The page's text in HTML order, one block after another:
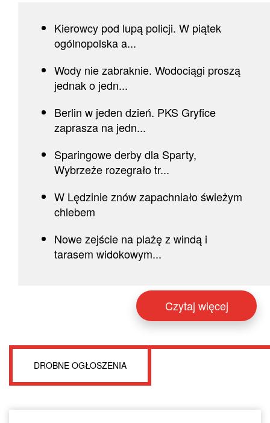
Kierowcy pod lupą policji. W piątek
ogólnopolska a...
Wody nie zabraknie. Wodociągi proszą
jednak o jedn...
Berlin w jeden dzień. PKS Gryfice
zaprasza na jedn...
Sparingowe derby dla Sparty,
Wybrzeże rozegrało tr...
W Lędzinie znów zapachniało świeżym
chlebem
Nowe zejście na plażę z windą i
tarasem widokowym...
Czytaj więcej
DROBNE OGŁOSZENIA